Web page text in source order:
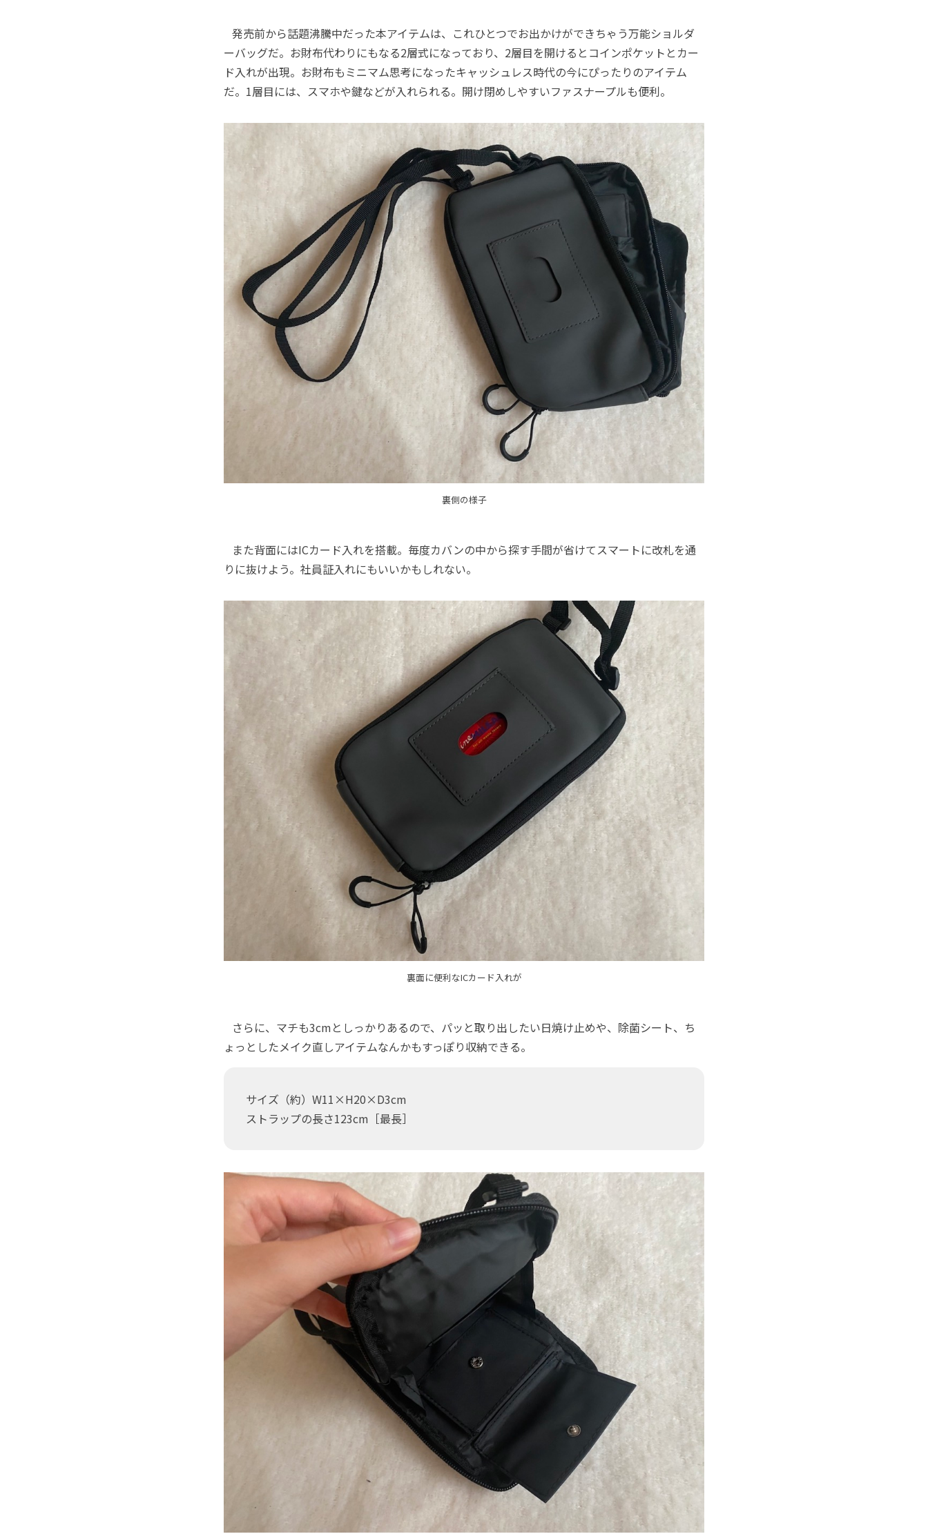
発売前から話題沸騰中だった本アイテムは、これひとつでお出かけができちゃう万能ショルダ
ーバッグだ。お財布代わりにもなる2層式になっており、2層目を開けるとコインポケットとカー
ド入れが出現。お財布もミニマム思考になったキャッシュレス時代の今にぴったりのアイテム
だ。1層目には、スマホや鍵などが入れられる。開け閉めしやすいファスナープルも便利。
裏側の様子
また背面にはICカード入れを搭載。毎度カバンの中から探す手間が省けてスマートに改札を通
りに抜けよう。社員証入れにもいいかもしれない。
裏面に便利なICカード入れが
さらに、マチも3cmとしっかりあるので、パッと取り出したい日焼け止めや、除菌シート、ち
ょっとしたメイク直しアイテムなんかもすっぽり収納できる。
サイズ（約）W11×H20×D3cm
ストラップの長さ123cm［最長］